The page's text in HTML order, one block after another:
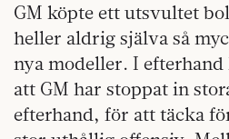
GM köpte ett utsvultet
heller aldrig själva så
nya modeller. I efterhand
att GM har stoppat in
efterhand, för att täcka